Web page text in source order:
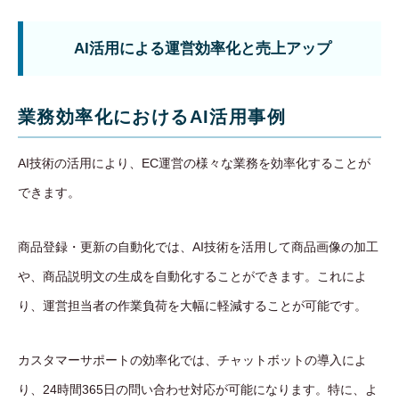
AI活用による運営効率化と売上アップ
業務効率化におけるAI活用事例
AI技術の活用により、EC運営の様々な業務を効率化することが
できます。
商品登録・更新の自動化では、AI技術を活用して商品画像の加工
や、商品説明文の生成を自動化することができます。これによ
り、運営担当者の作業負荷を大幅に軽減することが可能です。
カスタマーサポートの効率化では、チャットボットの導入によ
り、24時間365日の問い合わせ対応が可能になります。特に、よ